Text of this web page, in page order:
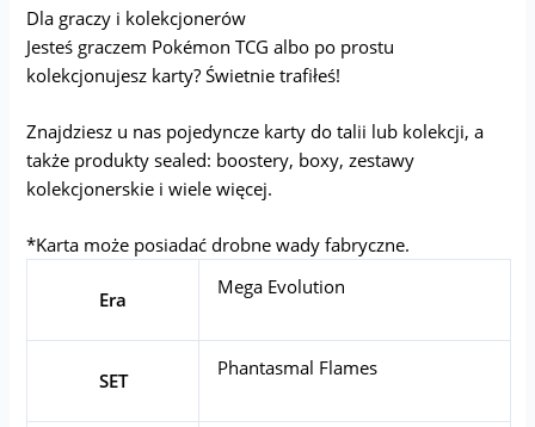
Dla graczy i kolekcjonerów
Jesteś graczem Pokémon TCG albo po prostu
kolekcjonujesz karty? Świetnie trafiłeś!
Znajdziesz u nas pojedyncze karty do talii lub kolekcji, a
także produkty sealed: boostery, boxy, zestawy
kolekcjonerskie i wiele więcej.
*Karta może posiadać drobne wady fabryczne.
Era
Mega Evolution
SET
Phantasmal Flames